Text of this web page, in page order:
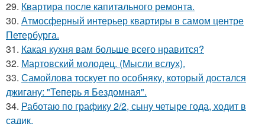
29. Квартира после капитального ремонта.
30. Атмосферный интерьер квартиры в самом центре
Петербурга.
31. Какая кухня вам больше всего нравится?
32. Мартовский молодец. (Мысли вслух).
33. Самойлова тоскует по особняку, который достался
джигану: "Теперь я Бездомная".
34. Работаю по графику 2/2, сыну четыре года, ходит в
садик.